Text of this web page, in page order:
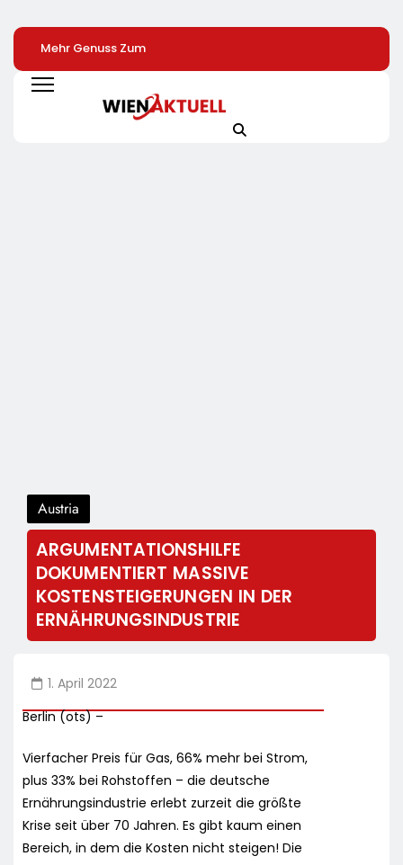
Mehr Genuss Zum
Kleinen Preis: Lidl
Senkt Dauerhaft Die
Preise Für Schokolade
Eröffnet Offiziell
Campus In Hamburg
Und Setzt Damit Neue
Petition Zur
Austria
ARGUMENTATIONSHILFE
DOKUMENTIERT MASSIVE
KOSTENSTEIGERUNGEN IN DER
ERNÄHRUNGSINDUSTRIE
1. April 2022
Berlin (ots) –
Vierfacher Preis für Gas, 66% mehr bei Strom,
plus 33% bei Rohstoffen – die deutsche
Ernährungsindustrie erlebt zurzeit die größte
Krise seit über 70 Jahren. Es gibt kaum einen
Bereich, in dem die Kosten nicht steigen! Die